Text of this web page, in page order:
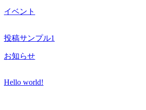
イベント
投稿サンプル1
お知らせ
Hello world!